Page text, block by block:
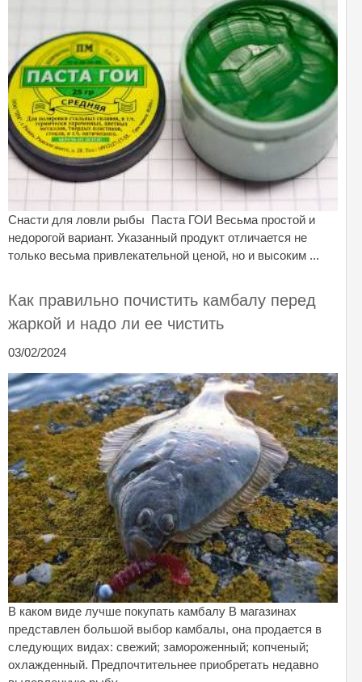
Снасти для ловли рыбы Паста ГОИ Весьма простой и
недорогой вариант. Указанный продукт отличается не
только весьма привлекательной ценой, но и высоким ...
Как правильно почистить камбалу перед
жаркой и надо ли ее чистить
03/02/2024
В каком виде лучше покупать камбалу В магазинах
представлен большой выбор камбалы, она продается в
следующих видах: свежий; замороженный; копченый;
охлажденный. Предпочтительнее приобретать недавно